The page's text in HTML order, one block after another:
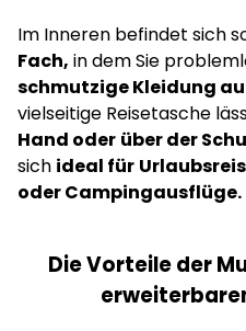
Im Inneren befindet sich
Fach, in dem Sie
schmutzige Kleidung
vielseitige Reisetasche
Hand oder über der
sich ideal für
oder Campingausflüge.
Die Vorteile der